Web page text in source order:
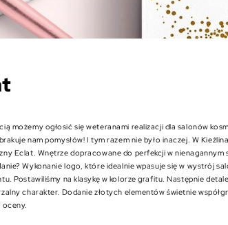
możemy ogłosić się weteranami realizacji dla salonów
nam pomysłów! I tym razem nie było inaczej. W
Eclat. Wnętrze dopracowane do perfekcji w nienagannym
Wykonanie logo, które idealnie wpasuje się w wystrój
Postawiliśmy na klasykę w kolorze grafitu. Następnie
charakter. Dodanie złotych elementów świetnie
oceny.